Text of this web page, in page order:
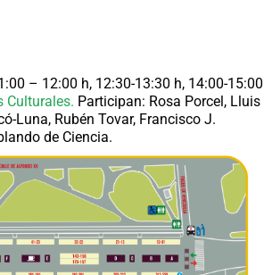
– 12:00 h, 12:30-13:30 h, 14:00-15:00
Culturales. Participan: Rosa Porcel, Lluis
Luna, Rubén Tovar, Francisco J.
de Ciencia.